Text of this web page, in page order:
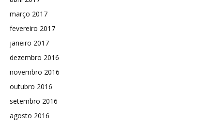
março 2017
fevereiro 2017
janeiro 2017
dezembro 2016
novembro 2016
outubro 2016
setembro 2016
agosto 2016